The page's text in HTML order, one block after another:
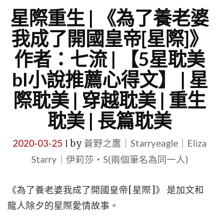
星際重生 | 《為了養老婆
我成了開國皇帝[星際]》
作者：七流 | 【5星耽美
bl小說推薦心得文】 | 星
際耽美 | 穿越耽美 | 重生
耽美 | 長篇耽美
2020-03-25 by 蒼野之鷹｜Starryeagle｜Eliza
Starry｜伊莉莎・S(兩個筆名為同一人)
《為了養老婆我成了開國皇帝[星際]》 是加文和
龍人除夕的星際愛情故事。